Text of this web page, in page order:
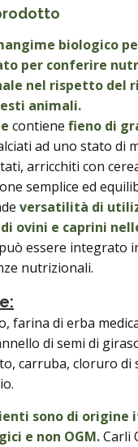
biologico
per conferire
nel rispetto del
animali.
contiene fieno di
ad uno stato di
arricchiti con
semplice ed
versatilità di
ovini e caprini
essere integrato
nutrizionali.
farina di erba
di semi di
carruba, cloruro di
sono di origine
e non OGM.Carli